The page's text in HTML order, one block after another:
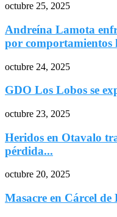
octubre 25, 2025
Andreína Lamota
por comportamientos
octubre 24, 2025
GDO Los Lobos se
octubre 23, 2025
Heridos en Otavalo
pérdida...
octubre 20, 2025
Masacre en Cárcel de